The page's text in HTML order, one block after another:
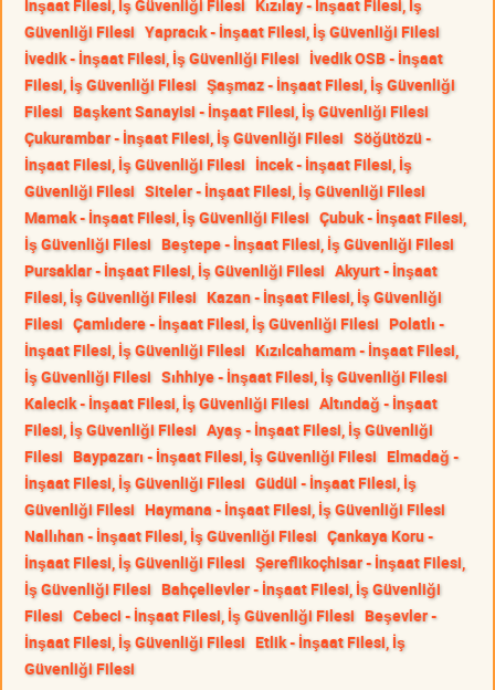
İnşaat Filesi, İş Güvenliği Filesi
Kızılay - İnşaat Filesi, İş
Güvenliği Filesi Yapracık - İnşaat Filesi, İş Güvenliği Filesi
İvedik - İnşaat Filesi, İş Güvenliği Filesi İvedik OSB - İnşaat
Filesi, İş Güvenliği Filesi Şaşmaz - İnşaat Filesi, İş Güvenliği
Filesi Başkent Sanayisi - İnşaat Filesi, İş Güvenliği Filesi
Çukurambar - İnşaat Filesi, İş Güvenliği Filesi Söğütözü -
İnşaat Filesi, İş Güvenliği Filesi İncek - İnşaat Filesi, İş
Güvenliği Filesi Siteler - İnşaat Filesi, İş Güvenliği Filesi
Mamak - İnşaat Filesi, İş Güvenliği Filesi Çubuk - İnşaat Filesi,
İş Güvenliği Filesi Beştepe - İnşaat Filesi, İş Güvenliği Filesi
Pursaklar - İnşaat Filesi, İş Güvenliği Filesi Akyurt - İnşaat
Filesi, İş Güvenliği Filesi Kazan - İnşaat Filesi, İş Güvenliği
Filesi Çamlıdere - İnşaat Filesi, İş Güvenliği Filesi Polatlı -
İnşaat Filesi, İş Güvenliği Filesi Kızılcahamam - İnşaat Filesi,
İş Güvenliği Filesi Sıhhiye - İnşaat Filesi, İş Güvenliği Filesi
Kalecik - İnşaat Filesi, İş Güvenliği Filesi Altındağ - İnşaat
Filesi, İş Güvenliği Filesi Ayaş - İnşaat Filesi, İş Güvenliği
Filesi Baypazarı - İnşaat Filesi, İş Güvenliği Filesi Elmadağ -
İnşaat Filesi, İş Güvenliği Filesi Güdül - İnşaat Filesi, İş
Güvenliği Filesi Haymana - İnşaat Filesi, İş Güvenliği Filesi
Nallıhan - İnşaat Filesi, İş Güvenliği Filesi Çankaya Koru -
İnşaat Filesi, İş Güvenliği Filesi Şereflikoçhisar - İnşaat Filesi,
İş Güvenliği Filesi Bahçelievler - İnşaat Filesi, İş Güvenliği
Filesi Cebeci - İnşaat Filesi, İş Güvenliği Filesi Beşevler -
İnşaat Filesi, İş Güvenliği Filesi Etlik - İnşaat Filesi, İş
Güvenliği Filesi